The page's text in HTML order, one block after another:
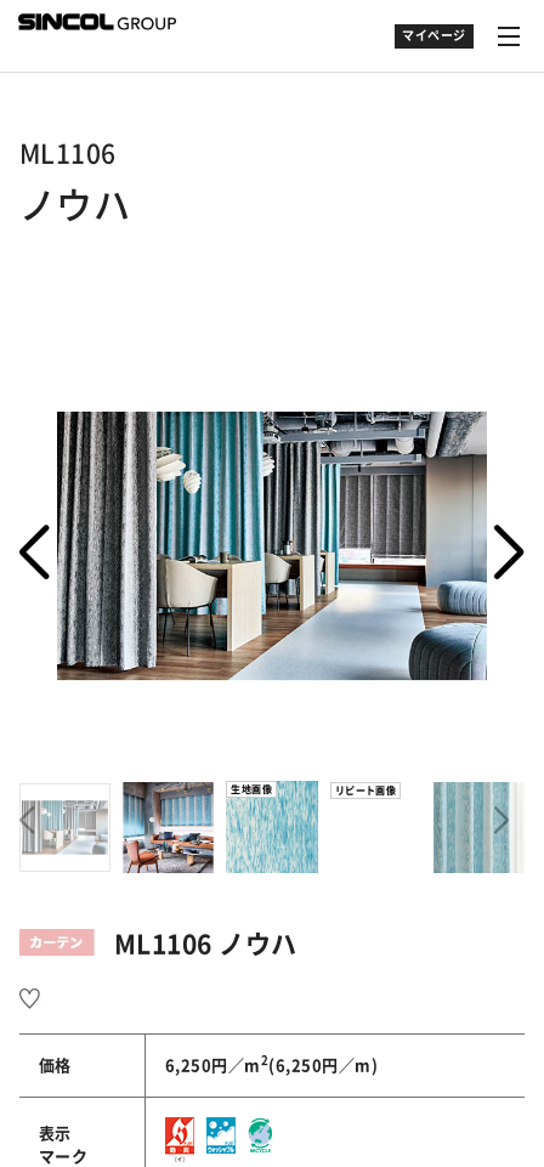
マイページ
ML1106
ノウハ
生地画像 リピート画像
ML1106 ノウハ
価格 6,250円／m 2 (6,250円／m)
表示
マーク